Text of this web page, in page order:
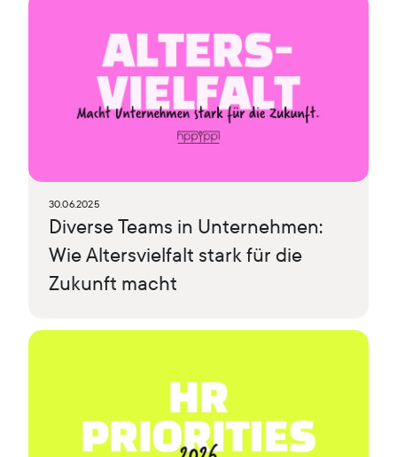
30.06.2025
Diverse Teams in Unternehmen:
Wie Altersvielfalt stark für die
Zukunft macht